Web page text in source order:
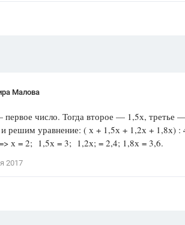
Малова
число. Тогда второе — 1,5х, третье
решим уравнение: ( х + 1,5х + 1,2х + 1,8х) :
х = 2; 1,5х = 3; 1,2х; = 2,4; 1,8х = 3,6.
2017